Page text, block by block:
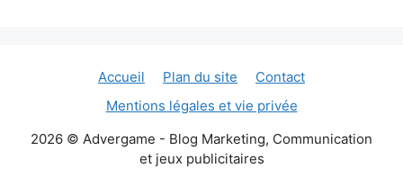
Accueil Plan du site
Contact
Mentions légales et vie privée
2026 © Advergame - Blog Marketing, Communication
et jeux publicitaires